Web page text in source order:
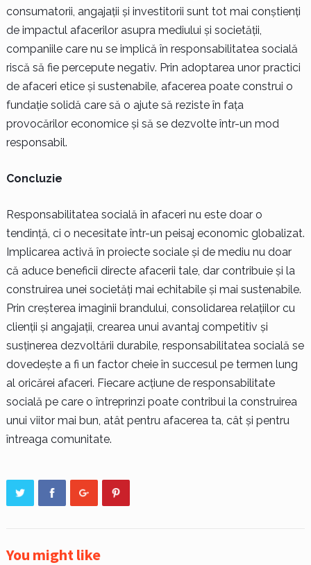
consumatorii, angajații și investitorii sunt tot mai conștienți
de impactul afacerilor asupra mediului și societății,
companiile care nu se implică în responsabilitatea socială
riscă să fie percepute negativ. Prin adoptarea unor practici
de afaceri etice și sustenabile, afacerea poate construi o
fundație solidă care să o ajute să reziste în fața
provocărilor economice și să se dezvolte într-un mod
responsabil.
Concluzie
Responsabilitatea socială în afaceri nu este doar o
tendință, ci o necesitate într-un peisaj economic globalizat.
Implicarea activă în proiecte sociale și de mediu nu doar
că aduce beneficii directe afacerii tale, dar contribuie și la
construirea unei societăți mai echitabile și mai sustenabile.
Prin creșterea imaginii brandului, consolidarea relațiilor cu
clienții și angajații, crearea unui avantaj competitiv și
susținerea dezvoltării durabile, responsabilitatea socială se
dovedește a fi un factor cheie în succesul pe termen lung
al oricărei afaceri. Fiecare acțiune de responsabilitate
socială pe care o întreprinzi poate contribui la construirea
unui viitor mai bun, atât pentru afacerea ta, cât și pentru
întreaga comunitate.
You might like